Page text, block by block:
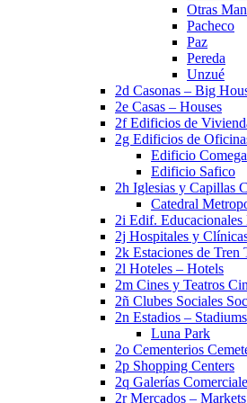
Otras
Pacheco
Paz
Pereda
Unzué
2d Casonas – Big
2e Casas – Houses
2f Edificios de
2g Edificios de
Edificio Comega
Edificio Safico
2h Iglesias y Capillas
Catedral
2i Edif.
2j Hospitales y
2k Estaciones de Tren
2l Hoteles – Hotels
2m Cines y Teatros
2ñ Clubes Sociales
2n Estadios – Stadiums
Luna Park
2o Cementerios
2p Shopping Centers
2q Galerías
2r Mercados – Markets